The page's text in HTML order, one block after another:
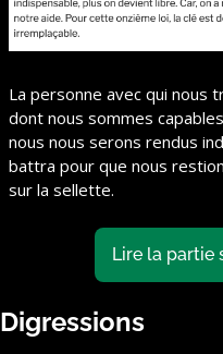
La personne avec qui nous
dont nous sommes
nous nous serons rendus
battra pour que nous
sur la sellette.
Lire la partie
Digressions